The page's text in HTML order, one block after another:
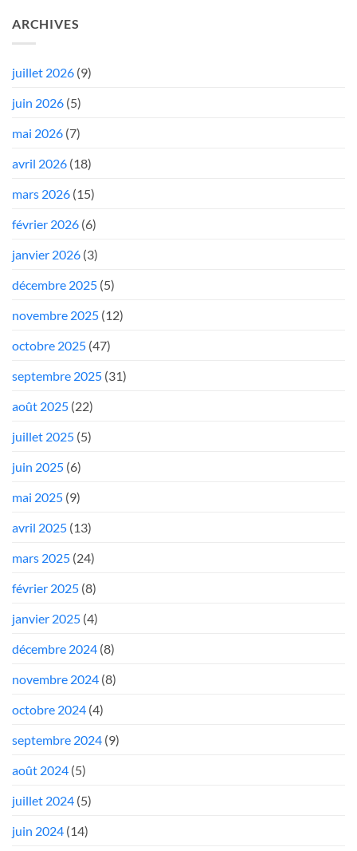
ARCHIVES
juillet 2026 (9)
juin 2026 (5)
mai 2026 (7)
avril 2026 (18)
mars 2026 (15)
février 2026 (6)
janvier 2026 (3)
décembre 2025 (5)
novembre 2025 (12)
octobre 2025 (47)
septembre 2025 (31)
août 2025 (22)
juillet 2025 (5)
juin 2025 (6)
mai 2025 (9)
avril 2025 (13)
mars 2025 (24)
février 2025 (8)
janvier 2025 (4)
décembre 2024 (8)
novembre 2024 (8)
octobre 2024 (4)
septembre 2024 (9)
août 2024 (5)
juillet 2024 (5)
juin 2024 (14)